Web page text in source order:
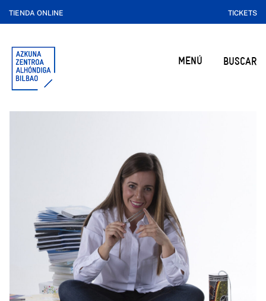
TIENDA ONLINE TICKETS
MENÚ BUSCAR